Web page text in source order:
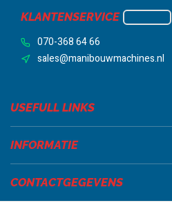
KLANTENSERVICE
070-368 64 66
sales@manibouwmachines.nl
USEFULL LINKS
INFORMATIE
CONTACTGEGEVENS